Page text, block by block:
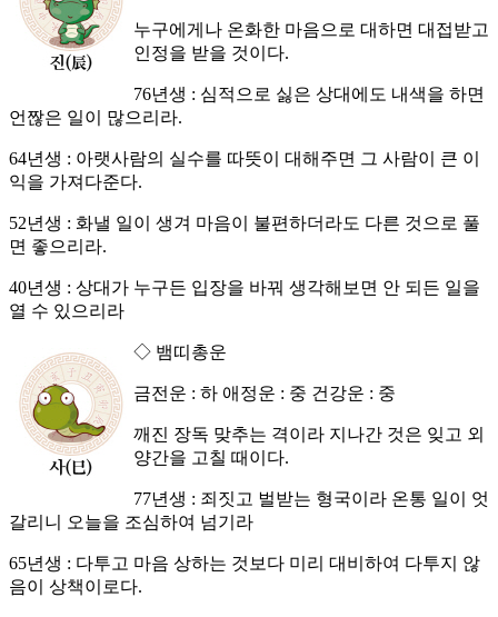
누구에게나 온화한 마음으로 대하면 대접받고
인정을 받을 것이다.
76년생 : 심적으로 싫은 상대에도 내색을 하면
언짢은 일이 많으리라.
64년생 : 아랫사람의 실수를 따뜻이 대해주면 그 사람이 큰 이
익을 가져다준다.
52년생 : 화낼 일이 생겨 마음이 불편하더라도 다른 것으로 풀
면 좋으리라.
40년생 : 상대가 누구든 입장을 바꿔 생각해보면 안 되든 일을
열 수 있으리라
◇ 뱀띠총운
금전운 : 하 애정운 : 중 건강운 : 중
깨진 장독 맞추는 격이라 지나간 것은 잊고 외
양간을 고칠 때이다.
77년생 : 죄짓고 벌받는 형국이라 온통 일이 엇
갈리니 오늘을 조심하여 넘기라
65년생 : 다투고 마음 상하는 것보다 미리 대비하여 다투지 않
음이 상책이로다.